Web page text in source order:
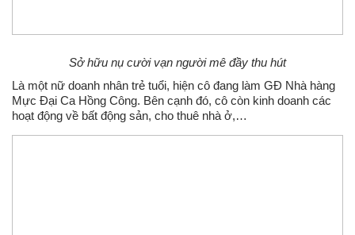
Sở hữu nụ cười vạn người mê đầy thu hút
Là một nữ doanh nhân trẻ tuổi, hiện cô đang làm GĐ Nhà hàng
Mực Đại Ca Hồng Công. Bên cạnh đó, cô còn kinh doanh các
hoạt động về bất động sản, cho thuê nhà ở,…